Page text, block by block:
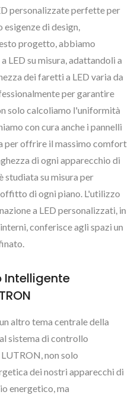
personalizzate perfette per
di design,
progetto, abbiamo
LED su misura, adattandoli a
dei faretti a LED varia da
per garantire
solo calcoliamo l'uniformità
con cura anche i pannelli
per offrire il massimo comfort
di ogni apparecchio di
studiata su misura per
di ogni piano. L'utilizzo
a LED personalizzati, in
conferisce agli spazi un
Intelligente
altro tema centrale della
sistema di controllo
non solo
dei nostri apparecchi di
energetico, ma